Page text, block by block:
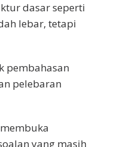
dasar seperti
lebar, tetapi
pembahasan
pelebaran
yang masih